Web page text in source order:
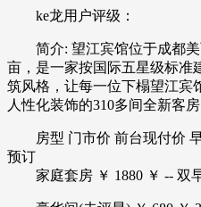
ke龙用户评级：
简介: 望江宾馆位于成都美
亩，是一家按国际五星级标准
筑风格，让每一位下榻望江宾
人性化装饰的310多间全新客
房型 门市价 前台现付价 早
预订
家庭套房 ￥ 1880 ￥ -- 双